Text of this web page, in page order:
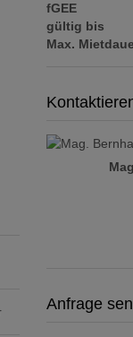
fGEE
gültig bis
Max.
Anfrage